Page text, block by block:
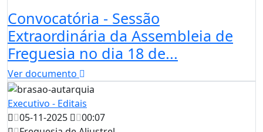
Convocatória - Sessão
Extraordinária da Assembleia de
Freguesia no dia 18 de...
Ver documento
Executivo - Editais
05-11-2025
00:07